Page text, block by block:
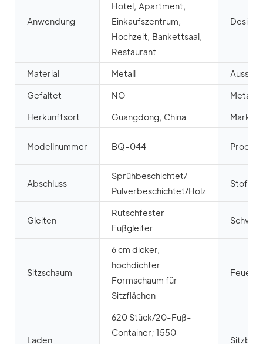
Anwendung
Hotel, Apartment,
Einkaufszentrum,
Hochzeit, Bankettsaal,
Restaurant
Material Metall
Gefaltet NO
Herkunftsort Guangdong, China
Modellnummer BQ-044
Abschluss
Sprühbeschichtet/
Pulverbeschichtet/Holz
Stoff
Gleiten
Rutschfester
Fußgleiter
Sitzschaum
6 cm dicker,
hochdichter
Formschaum für
Sitzflächen
Laden
620 Stück/20-Fuß-
Container; 1550